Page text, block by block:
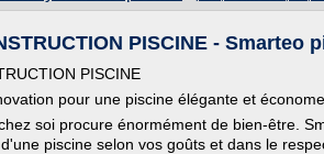
PISCINE - Smarteo
PISCINE
pour une piscine élégante et
soi procure énormément de bien-être.
piscine selon vos goûts et dans le